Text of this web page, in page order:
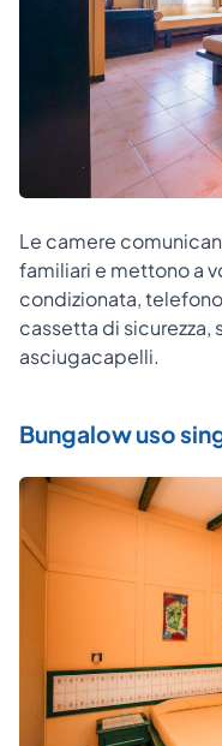
Le camere
familiari e mettono a
condizionata,
cassetta di sicurezza,
asciugacapelli.
Bungalow uso